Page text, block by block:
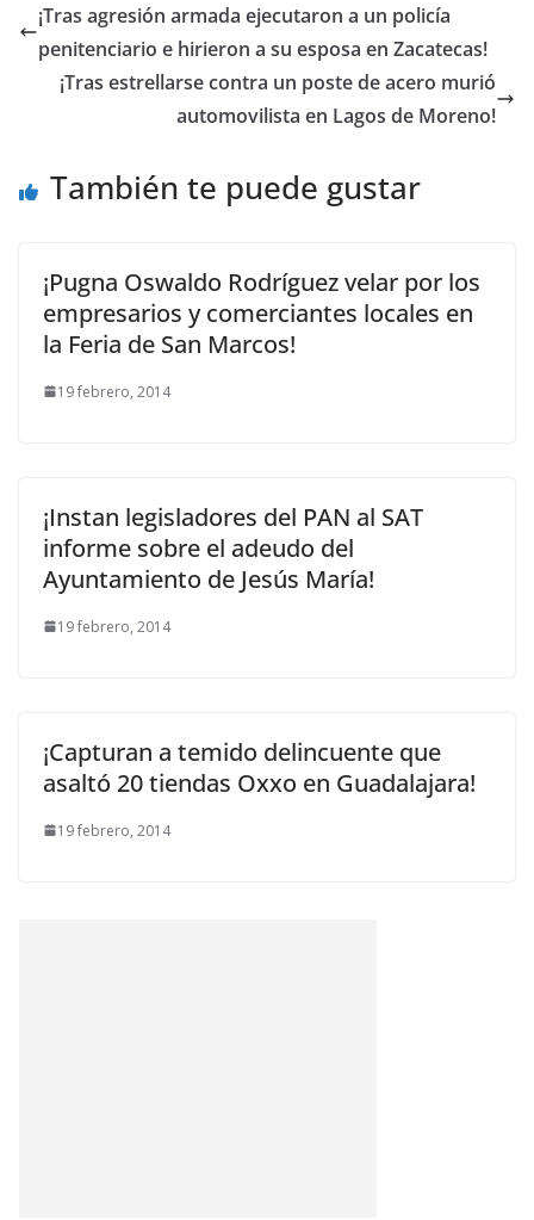
¡Tras agresión armada ejecutaron a un policía
penitenciario e hirieron a su esposa en Zacatecas!
¡Tras estrellarse contra un poste de acero murió
automovilista en Lagos de Moreno!
También te puede gustar
¡Pugna Oswaldo Rodríguez velar por los
empresarios y comerciantes locales en
la Feria de San Marcos!
19 febrero, 2014
¡Instan legisladores del PAN al SAT
informe sobre el adeudo del
Ayuntamiento de Jesús María!
19 febrero, 2014
¡Capturan a temido delincuente que
asaltó 20 tiendas Oxxo en Guadalajara!
19 febrero, 2014